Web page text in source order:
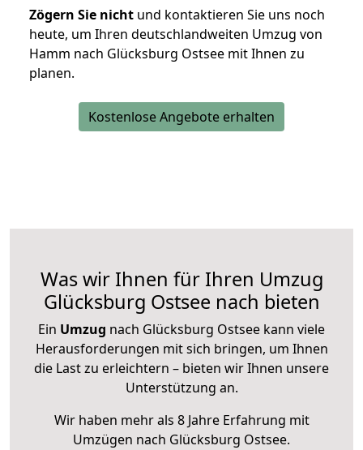
Zögern Sie nicht und kontaktieren Sie uns noch
heute, um Ihren deutschlandweiten Umzug von
Hamm nach Glücksburg Ostsee mit Ihnen zu
planen.
Kostenlose Angebote erhalten
Was wir Ihnen für Ihren Umzug
Glücksburg Ostsee nach bieten
Ein Umzug nach Glücksburg Ostsee kann viele
Herausforderungen mit sich bringen, um Ihnen
die Last zu erleichtern – bieten wir Ihnen unsere
Unterstützung an.
Wir haben mehr als 8 Jahre Erfahrung mit
Umzügen nach Glücksburg Ostsee.